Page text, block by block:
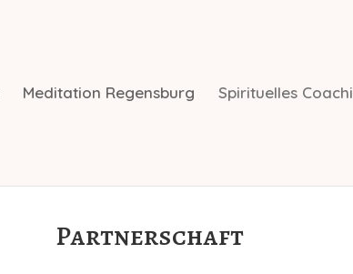
Meditation Regensburg Spirituelles
Partnerschaft